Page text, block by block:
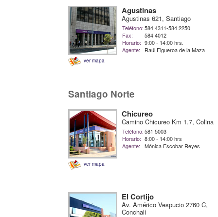
ver mapa
Agustinas
Agustinas 621, Santiago
Teléfono:584 4311-584 2250
Fax:
584 4012
Horario: 9:00 - 14:00 hrs.
Agente:
Raúl Figueroa de la Maza
Santiago Norte
ver mapa
Chicureo
Camino Chicureo Km 1.7, Colina
Teléfono:581 5003
Horario: 8:00 - 14:00 hrs
Agente:
Mónica Escobar Reyes
El Cortijo
Av. Américo Vespucio 2760 C,
Conchalí